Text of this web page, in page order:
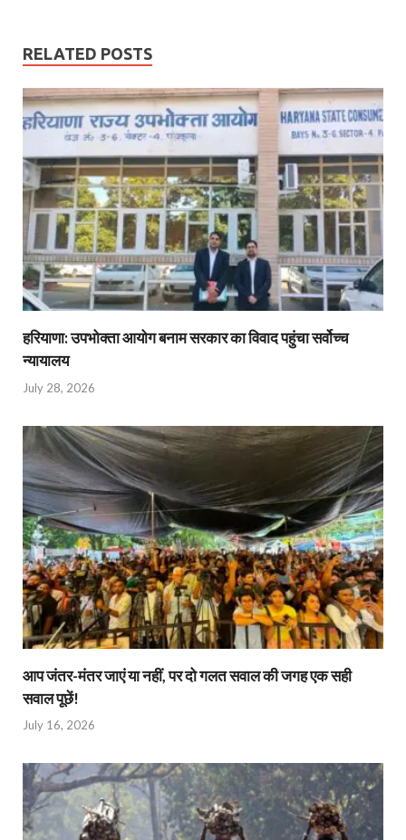
RELATED POSTS
हरियाणा: उपभोक्ता आयोग बनाम सरकार का विवाद पहुंचा सर्वोच्च
न्यायालय
July 28, 2026
आप जंतर-मंतर जाएं या नहीं, पर दो गलत सवाल की जगह एक सही
सवाल पूछें!
July 16, 2026